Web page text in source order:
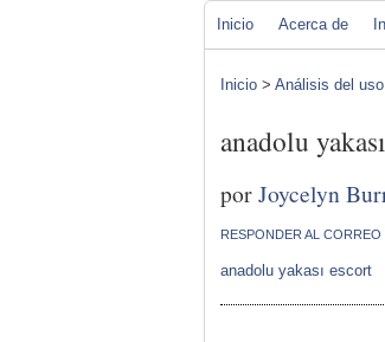
Inicio Acerca de
Inicio > Análisis del
anadolu
porJoycelyn
RESPONDER AL CORREO
anadolu yakası escort